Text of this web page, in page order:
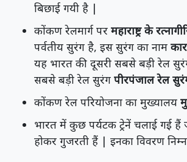
बिछाई गयी है |
कोंकण रेलमार्ग पर महाराष्ट्र के
पर्वतीय सुरंग है, इस सुरंग का नाम
यह भारत की दूसरी सबसे बड़ी रेल
सबसे बड़ी रेल सुरंग पीरपंजाल रेल
कोंकण रेल परियोजना का मुख्यालय
भारत में कुछ पर्यटक ट्रेनें चलाई गई हैं
होकर गुजरती हैं | इनका विवरण